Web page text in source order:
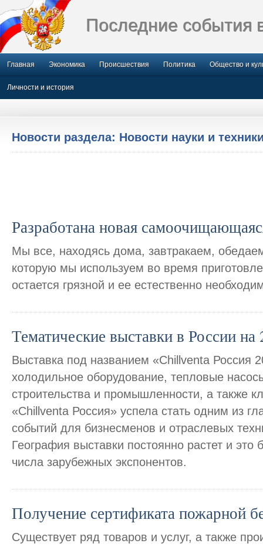
Последние события
Главная Экономика Происшествия Политика Общество и
Личности и история
Новости раздела: Новости науки и
Разработана новая
Мы все, находясь дома, завтракаем,
которую мы используем во время
остается грязной и ее естественно
Тематические выставки в России на
Выставка под названием «Chillventa Россия
холодильное оборудование, тепловые
строительства и промышленности, а также
«Chillventa Россия» успела стать одним из
событий для бизнесменов и отраслевых
География выставки постоянно растет и это
числа зарубежных экспонентов.
Получение сертификата пожарной
Существует ряд товаров и услуг, а также